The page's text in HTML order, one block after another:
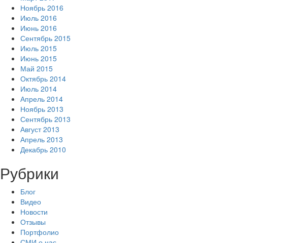
Ноябрь 2016
Июль 2016
Июнь 2016
Сентябрь 2015
Июль 2015
Июнь 2015
Май 2015
Октябрь 2014
Июль 2014
Апрель 2014
Ноябрь 2013
Сентябрь 2013
Август 2013
Апрель 2013
Декабрь 2010
Рубрики
Блог
Видео
Новости
Отзывы
Портфолио